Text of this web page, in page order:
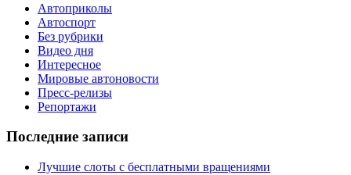
Автоприколы
Автоспорт
Без рубрики
Видео дня
Интересное
Мировые автоновости
Пресс-релизы
Репортажи
Последние записи
Лучшие слоты с бесплатными вращениями